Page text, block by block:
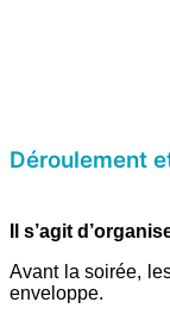
Déroulement
Il s’agit
Avant la soirée,
enveloppe.